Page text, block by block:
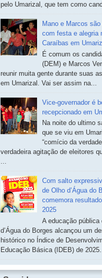
pelo Umarizal, que tem como
Mano e Marcos
com festa e alegria
Caraíbas em
É comum os
(DEM) e Marcos
reunir muita gente durante suas
em Umarizal. Vai ser assim na...
Vice-governador é
recepcionado em
Na noite do ultimo
que se viu em
“comício da
verdadeira agitação de eleitores
...
Com salto
de Olho d’Água do
comemora
2025
A educação pública
d’Água do Borges alcançou um
histórico no Índice de
Educação Básica (IDEB) de